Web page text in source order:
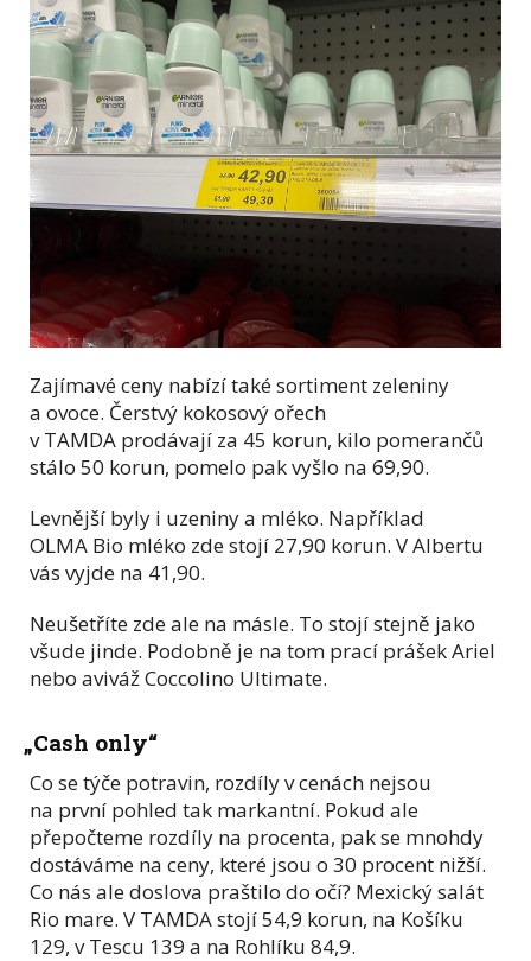
Zajímavé ceny nabízí také sortiment zeleniny
a ovoce. Čerstvý kokosový ořech
v TAMDA prodávají za 45 korun, kilo pomerančů
stálo 50 korun, pomelo pak vyšlo na 69,90.
Levnější byly i uzeniny a mléko. Například
OLMA Bio mléko zde stojí 27,90 korun. V Albertu
vás vyjde na 41,90.
Neušetříte zde ale na másle. To stojí stejně jako
všude jinde. Podobně je na tom prací prášek Ariel
nebo aviváž Coccolino Ultimate.
„Cash only“
Co se týče potravin, rozdíly v cenách nejsou
na první pohled tak markantní. Pokud ale
přepočteme rozdíly na procenta, pak se mnohdy
dostáváme na ceny, které jsou o 30 procent nižší.
Co nás ale doslova praštilo do očí? Mexický salát
Rio mare. V TAMDA stojí 54,9 korun, na Košíku
129, v Tescu 139 a na Rohlíku 84,9.